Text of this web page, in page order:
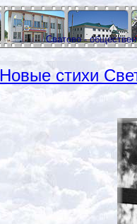
Сватово -
Новые стихи